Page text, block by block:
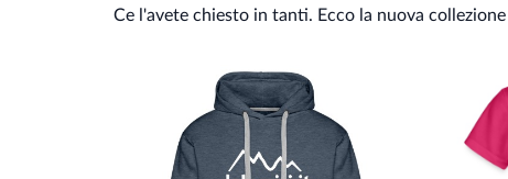
Ce l'avete chiesto in tanti. Ecco la nuova